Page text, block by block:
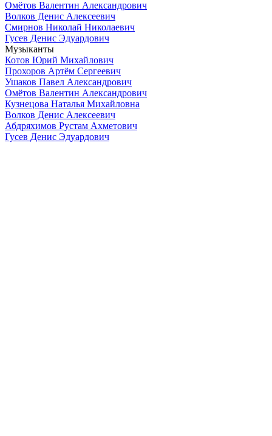
Омётов Валентин Александрович
Волков Денис Алексеевич
Смирнов Николай Николаевич
Гусев Денис Эдуардович
Музыканты
Котов Юрий Михайлович
Прохоров Артём Сергеевич
Ушаков Павел Александрович
Омётов Валентин Александрович
Кузнецова Наталья Михайловна
Волков Денис Алексеевич
Абдряхимов Рустам Ахметович
Гусев Денис Эдуардович